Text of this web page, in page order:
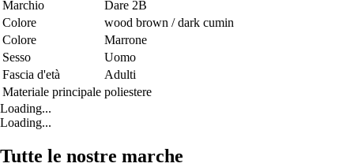
Marchio
Dare 2B
Colore
wood brown / dark cumin
Colore
Marrone
Sesso
Uomo
Fascia d'età
Adulti
Materiale principale poliestere
Loading...
Loading...
Tutte le nostre marche